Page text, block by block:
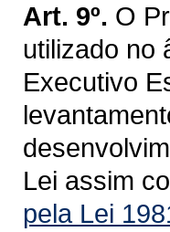
Art. 9º. O
utilizado no
Executivo
Lei assim
pela Lei